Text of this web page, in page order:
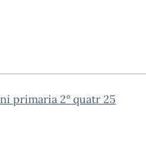
primaria 2° quatr 25